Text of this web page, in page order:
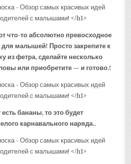
что-то абсолютно превосходное
малышей! Просто закрепите к
из фетра, сделайте несколько
или приобретите — и готово.!
бананы, то это будет
карнавального наряда..